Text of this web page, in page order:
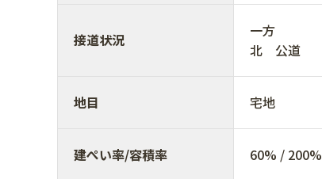
接道状況
一方
北 公
地目 宅地
建ぺい率/容積率 60% / 200%